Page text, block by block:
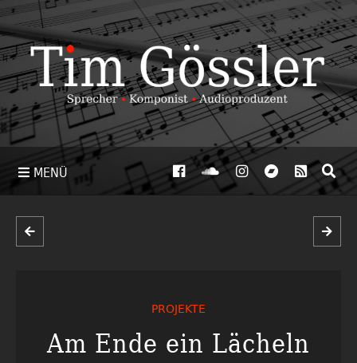
MENÜ
PROJEKTE
Am Ende ein Lächeln